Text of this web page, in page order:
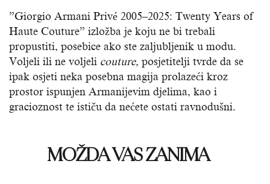
‍”Giorgio Armani Privé 2005–2025: Twenty Years of
Haute Couture” izložba je koju ne bi trebali
propustiti, posebice ako ste zaljubljenik u modu.
Voljeli ili ne voljeli couture, posjetitelji tvrde da se
ipak osjeti neka posebna magija prolazeći kroz
prostor ispunjen Armanijevim djelima, kao i
gracioznost te ističu da nećete ostati ravnodušni.
MOŽDA VAS ZANIMA